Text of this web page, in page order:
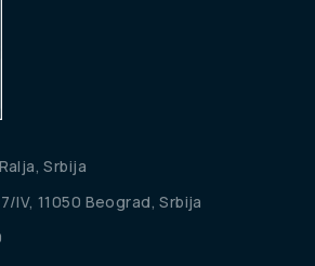
Srbija
IV, 11050 Beograd, Srbija